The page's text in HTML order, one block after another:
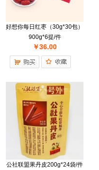
好想你每日红枣（30g*30包）
900g*6提/件
￥36.00
公社联盟果丹皮200g*24袋/件